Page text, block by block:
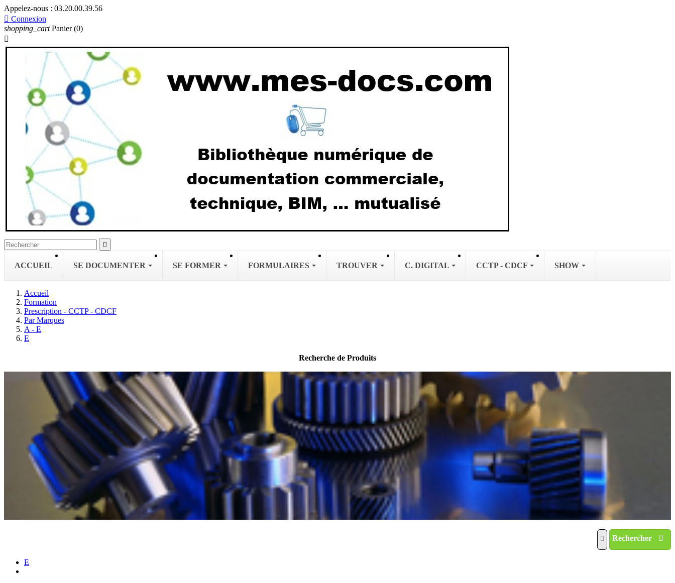
Appelez-nous : 03.20.00.39.56
 Connexion
shopping_cart Panier (0)


ACCUEIL SE DOCUMENTER SE FORMER FORMULAIRES TROUVER C. DIGITAL CCTP - CDCF SHOW
Accueil
Formation
Prescription - CCTP - CDCF
Par Marques
A - E
E
Recherche de Produits
Rechercher
E